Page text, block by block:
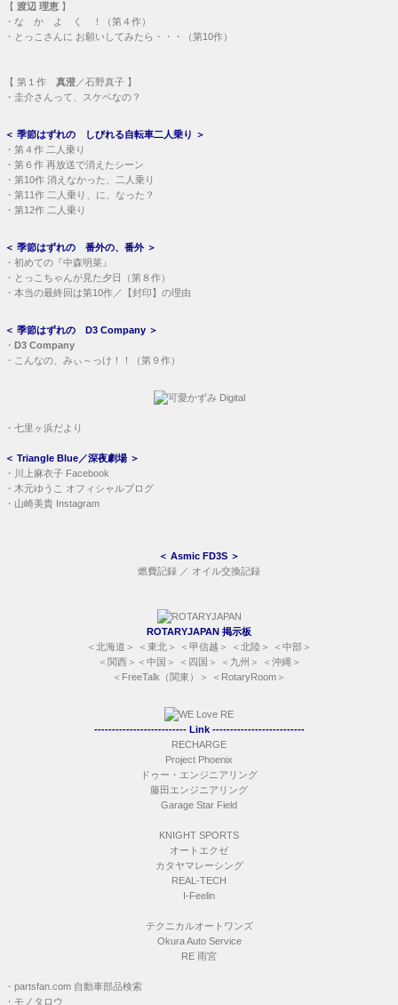
【 渡辺 理恵 】
・ な か よ く ！（第４作）
・ とっこさんに お願いしてみたら・・・（第10作）
【 第１作 真澄 ／石野真子 】
・ 圭介さんって、スケベなの？
＜ 季節はずれの しびれる自転車二人乗り ＞
・ 第４作 二人乗り
・ 第６作 再放送で消えたシーン
・ 第10作 消えなかった、二人乗り
・ 第11作 二人乗り、に、なった？
・ 第12作 二人乗り
＜ 季節はずれの 番外の、番外＞
・ 初めての『中森明菜』
・ とっこちゃんが見た夕日（第８作）
・ 本当の最終回は第10作／【封印】の理由
＜ 季節はずれの D3 Company ＞
・ D3 Company
・ こんなの、みぃ～っけ！！（第９作）
・ 七里ヶ浜だより
＜ Triangle Blue／深夜劇場 ＞
・
川上麻衣子 Facebook
・ 木元ゆうこ オフィシャルブログ
・ 山崎美貴 Instagram
＜ Asmic FD3S ＞
燃費記録 ／ オイル交換記録
ROTARYJAPAN 掲示板
＜ 北海道 ＞ ＜ 東北 ＞ ＜ 甲信越 ＞ ＜ 北陸 ＞ ＜ 中部 ＞
＜ 関西＞＜ 中国 ＞ ＜ 四国 ＞ ＜ 九州 ＞ ＜ 沖縄 ＞
＜ FreeTalk（関東） ＞ ＜ RotaryRoom ＞
-------------------------- Link --------------------------
RECHARGE
Project Phoenix
ドゥー・エンジニアリング
藤田エンジニアリング
Garage Star Field
KNIGHT SPORTS
オートエクゼ
カタヤマレーシング
REAL-TECH
I-Feelin
テクニカルオートワンズ
Okura Auto Service
RE 雨宮
・ partsfan.com 自動車部品検索
・ モノタロウ